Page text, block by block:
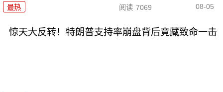
最热 阅读 7069 08-05
惊天大反转！特朗普支持率崩盘背后竟藏致命一击